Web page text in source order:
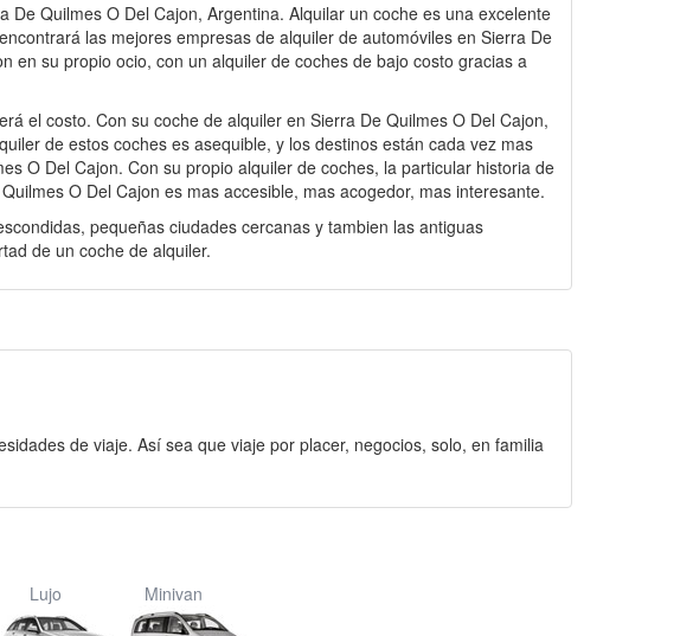
Quilmes O Del Cajon, Argentina. Alquilar un coche es una excelente
las mejores empresas de alquiler de automóviles en Sierra De
en su propio ocio, con un alquiler de coches de bajo costo gracias a
el costo. Con su coche de alquiler en Sierra De Quilmes O Del Cajon,
de estos coches es asequible, y los destinos están cada vez mas
O Del Cajon. Con su propio alquiler de coches, la particular historia de
O Del Cajon es mas accesible, mas acogedor, mas interesante.
pequeñas ciudades cercanas y tambien las antiguas
de un coche de alquiler.
de viaje. Así sea que viaje por placer, negocios, solo, en familia
Lujo Minivan